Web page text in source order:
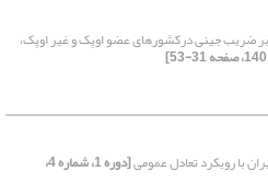
ضریب جینی درکشورهای عضو اوپک و غیر اوپک،
با رویکرد تعادل عمومی [دوره 1، شماره 4،